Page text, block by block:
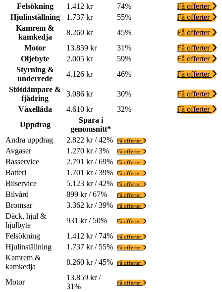
Felsökning
1.412 kr 74%
Få offerter
Hjulinställning
1.737 kr 55%
Få offerter
Kamrem &
kamkedja
8.260 kr 45%
Få offerter
Motor
13.859 kr 31%
Få offerter
Oljebyte
2.005 kr 59%
Få offerter
Styrning &
underrede
4.126 kr 46%
Få offerter
Stötdämpare &
fjädring
3.086 kr 30%
Få offerter
Växellåda
4.610 kr 32%
Få offerter
Uppdrag
Spara i
genomsnitt*
Andra uppdrag
2.822 kr / 42% Få offerter
Avgaser 1.270 kr / 3% Få offerter
Basservice 2.791 kr / 69% Få offerter
Batteri 1.701 kr / 39% Få offerter
Bilservice 5.123 kr / 42% Få offerter
Bilvård 899 kr / 67% Få offerter
Bromsar 3.362 kr / 39% Få offerter
Däck, hjul &
hjulbyte
931 kr / 50% Få offerter
Felsökning 1.412 kr / 74% Få offerter
Hjulinställning 1.737 kr / 55% Få offerter
Kamrem &
kamkedja
8.260 kr / 45% Få offerter
Motor
13.859 kr /
31%
Få offerter